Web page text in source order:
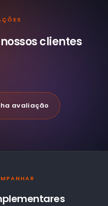
clientes
avaliação